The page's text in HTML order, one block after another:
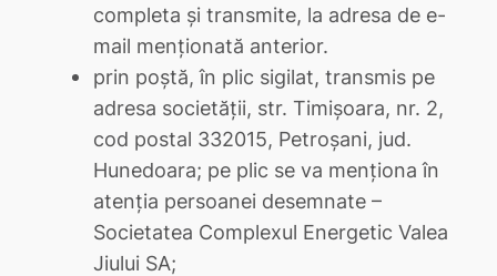
completa și transmite, la adresa de e-
mail menționată anterior.
prin poștă, în plic sigilat, transmis pe
adresa societății, str. Timișoara, nr. 2,
cod postal 332015, Petroșani, jud.
Hunedoara; pe plic se va menționa în
atenția persoanei desemnate –
Societatea Complexul Energetic Valea
Jiului SA;